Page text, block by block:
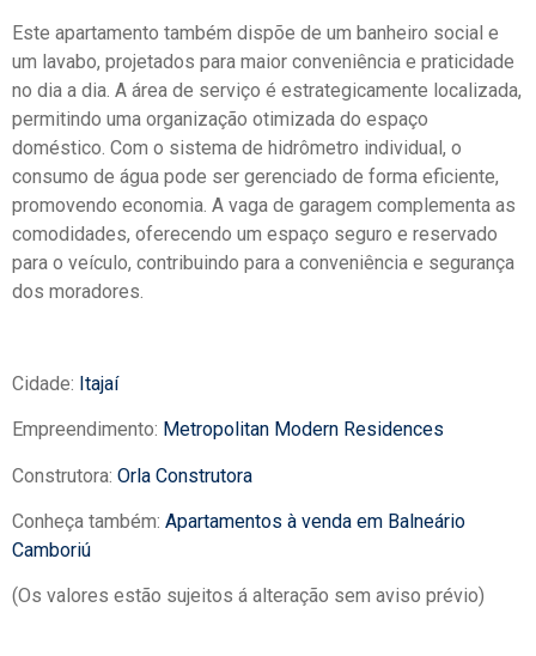
Este apartamento também dispõe de um banheiro social e
um lavabo, projetados para maior conveniência e praticidade
no dia a dia. A área de serviço é estrategicamente localizada,
permitindo uma organização otimizada do espaço
doméstico. Com o sistema de hidrômetro individual, o
consumo de água pode ser gerenciado de forma eficiente,
promovendo economia. A vaga de garagem complementa as
comodidades, oferecendo um espaço seguro e reservado
para o veículo, contribuindo para a conveniência e segurança
dos moradores.
Cidade: Itajaí
Empreendimento: Metropolitan Modern Residences
Construtora: Orla Construtora
Conheça também: Apartamentos à venda em Balneário
Camboriú
(Os valores estão sujeitos á alteração sem aviso prévio)